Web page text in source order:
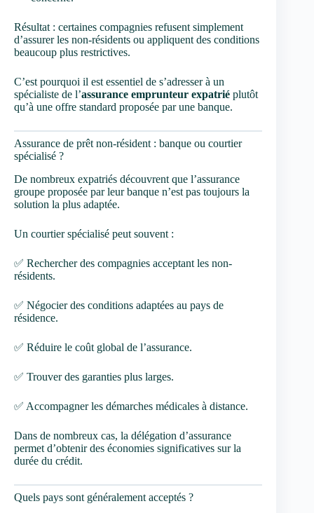
Résultat : certaines compagnies refusent simplement
d’assurer les non-résidents ou appliquent des conditions
beaucoup plus restrictives.
C’est pourquoi il est essentiel de s’adresser à un
spécialiste de l’assurance emprunteur expatrié plutôt
qu’à une offre standard proposée par une banque.
Assurance de prêt non-résident : banque ou courtier
spécialisé ?
De nombreux expatriés découvrent que l’assurance
groupe proposée par leur banque n’est pas toujours la
solution la plus adaptée.
Un courtier spécialisé peut souvent :
✅ Rechercher des compagnies acceptant les non-
résidents.
✅ Négocier des conditions adaptées au pays de
résidence.
✅ Réduire le coût global de l’assurance.
✅ Trouver des garanties plus larges.
✅ Accompagner les démarches médicales à distance.
Dans de nombreux cas, la délégation d’assurance
permet d’obtenir des économies significatives sur la
durée du crédit.
Quels pays sont généralement acceptés ?